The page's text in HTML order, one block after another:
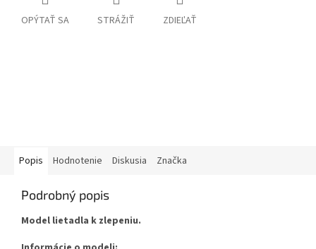
OPÝTAŤ SA STRÁŽIŤ ZDIEĽAŤ
Popis Hodnotenie Diskusia Značka
Podrobný popis
Model lietadla k zlepeniu.